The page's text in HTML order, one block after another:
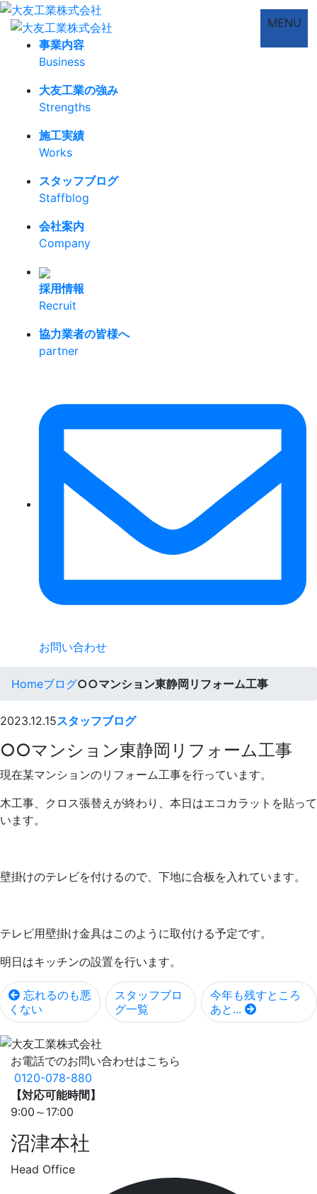
MENU
事業内容
Business
大友工業の強み
Strengths
施工実績
Works
スタッフブログ
Staffblog
会社案内
Company
採用情報
Recruit
協力業者の皆様へ
partner
お問い合わせ
Homeブログ○○マンション東静岡リフォーム工事
2023.12.15スタッフブログ
○○マンション東静岡リフォーム工事
現在某マンションのリフォーム工事を行っています。
木工事、クロス張替えが終わり、本日はエコカラットを貼って
います。
壁掛けのテレビを付けるので、下地に合板を入れています。
テレビ用壁掛け金具はこのように取付ける予定です。
明日はキッチンの設置を行います。
忘れるのも悪
くない
スタッフブロ
グ一覧
今年も残すところ
あと...
お電話でのお問い合わせはこちら
0120-078-880
【対応可能時間】
9:00～17:00
沼津本社
Head Office